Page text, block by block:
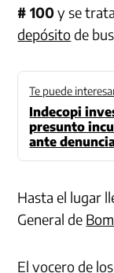
# 100y se
depósitode
Te puede
Indecopi
presunto
ante
Hasta el lugar
General de
El vocero de